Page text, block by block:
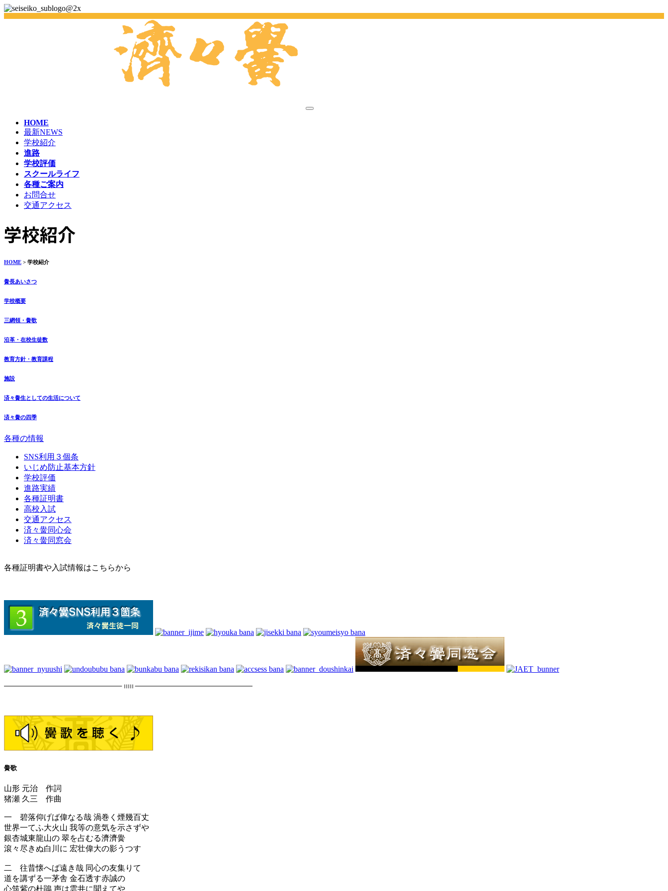
HOME
最新NEWS
学校紹介
進路
学校評価
スクールライフ
各種ご案内
お問合せ
交通アクセス
学校紹介
HOME > 学校紹介
黌長あいさつ
学校概要
三網領・黌歌
沿革・在校生徒数
教育方針・教育課程
施設
済々黌生としての生活について
済々黌の四季
各種の情報
SNS利用３個条
いじめ防止基本方針
学校評価
進路実績
各種証明書
高校入試
交通アクセス
済々黌同心会
済々黌同窓会
各種証明書や入試情報はこちらから
黌歌
山形 元治 作詞
猪瀬 久三 作曲
一 碧落仰げば偉なる哉 渦巻く煙幾百丈
世界一てふ大火山 我等の意気を示さずや
銀杏城東龍山の 翠を占むる濟濟黌
滾々尽きぬ白川に 宏壮偉大の影うつす
二 往昔懐へば遠き哉 同心の友集りて
道を講ずる一茅舎 金石透す赤誠の
心筑紫の杜鵑 声は雲井に聞えてや